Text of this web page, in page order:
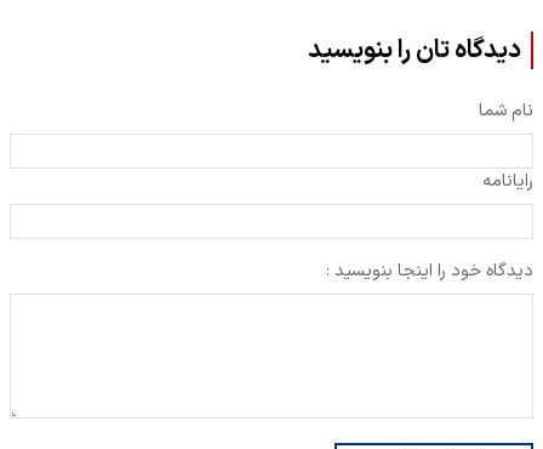
دیدگاه تان را بنویسید
نام شما
رایانامه
دیدگاه خود را اینجا بنویسید :